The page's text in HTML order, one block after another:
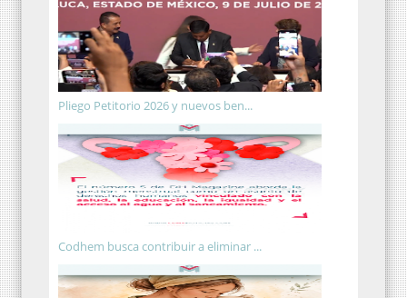
Pliego Petitorio 2026 y nuevos ben...
Codhem busca contribuir a eliminar ...